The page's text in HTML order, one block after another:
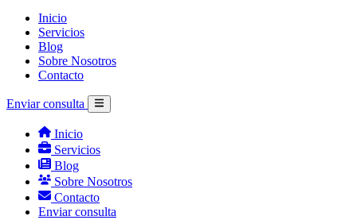
Inicio
Servicios
Blog
Sobre Nosotros
Contacto
Enviar consulta
Inicio
Servicios
Blog
Sobre Nosotros
Contacto
Enviar consulta